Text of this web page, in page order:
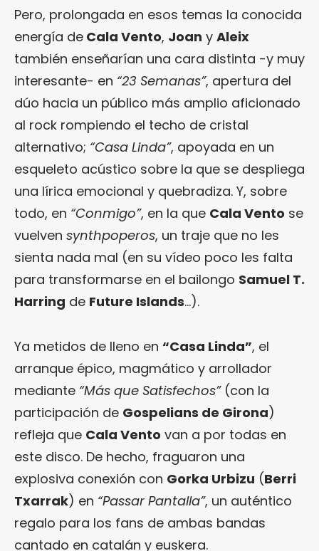
Pero, prolongada en esos temas la conocida
energía de Cala Vento, Joan y Aleix
también enseñarían una cara distinta -y muy
interesante- en “23 Semanas”, apertura del
dúo hacia un público más amplio aficionado
al rock rompiendo el techo de cristal
alternativo; “Casa Linda”, apoyada en un
esqueleto acústico sobre la que se despliega
una lírica emocional y quebradiza. Y, sobre
todo, en “Conmigo”, en la que Cala Vento se
vuelven synthpoperos, un traje que no les
sienta nada mal (en su vídeo poco les falta
para transformarse en el bailongo Samuel T.
Harring de Future Islands…).
Ya metidos de lleno en “Casa Linda”, el
arranque épico, magmático y arrollador
mediante “Más que Satisfechos”(con la
participación de Gospelians de Girona)
refleja que Cala Vento van a por todas en
este disco. De hecho, fraguaron una
explosiva conexión con Gorka Urbizu (Berri
Txarrak) en “Passar Pantalla”, un auténtico
regalo para los fans de ambas bandas
cantado en catalán y euskera.